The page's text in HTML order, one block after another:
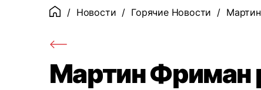
ГлавнаяНовости Горячие Новости
Мартин Фриман